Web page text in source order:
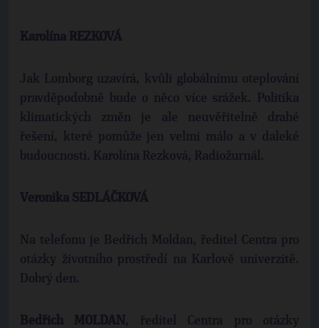
Karolína REZKOVÁ
Jak Lomborg uzavírá, kvůli globálnímu oteplování
pravděpodobně bude o něco více srážek. Politika
klimatických změn je ale neuvěřitelně drahé
řešení, které pomůže jen velmi málo a v daleké
budoucnosti. Karolína Rezková, Radiožurnál.
Veronika SEDLÁČKOVÁ
Na telefonu je Bedřich Moldan, ředitel Centra pro
otázky životního prostředí na Karlově univerzitě.
Dobrý den.
Bedřich MOLDAN , ředitel Centra pro otázky